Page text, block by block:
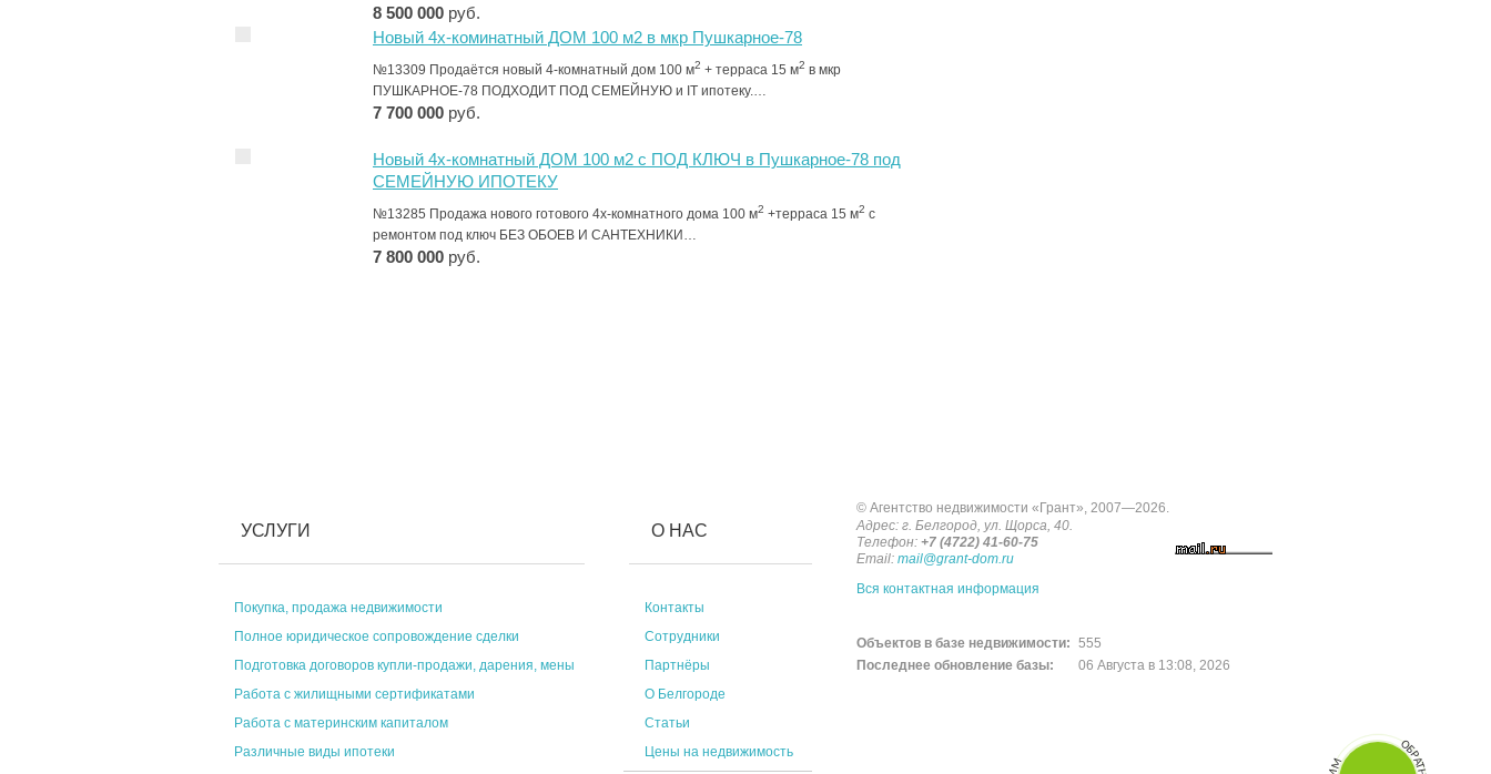
8 500 000 руб.
Новый 4х-коминатный ДОМ 100 м2 в мкр Пушкарное-78
№13309 Продаётся новый 4-комнатный дом 100 м2 + терраса 15 м2 в мкр
ПУШКАРНОЕ-78 ПОДХОДИТ ПОД СЕМЕЙНУЮ и IT ипотеку.…
7 700 000 руб.
Новый 4х-комнатный ДОМ 100 м2 с ПОД КЛЮЧ в Пушкарное-78 под
СЕМЕЙНУЮ ИПОТЕКУ
№13285 Продажа нового готового 4х-комнатного дома 100 м2 +терраса 15 м2 с
ремонтом под ключ БЕЗ ОБОЕВ И САНТЕХНИКИ…
7 800 000 руб.
УСЛУГИ
Покупка, продажа недвижимости
Полное юридическое сопровождение сделки
Подготовка договоров купли-продажи, дарения, мены
Работа с жилищными сертификатами
Работа с материнским капиталом
Различные виды ипотеки
О НАС
Контакты
Сотрудники
Партнёры
О Белгороде
Статьи
Цены на недвижимость
© Агентство недвижимости «Грант», 2007—2026.
Адрес: г. Белгород, ул. Щорса, 40.
Телефон: +7 (4722) 41-60-75
Email: mail@grant-dom.ru
Вся контактная информация
Объектов в базе недвижимости: 555
Последнее обновление базы:
06 Августа в 13:08, 2026